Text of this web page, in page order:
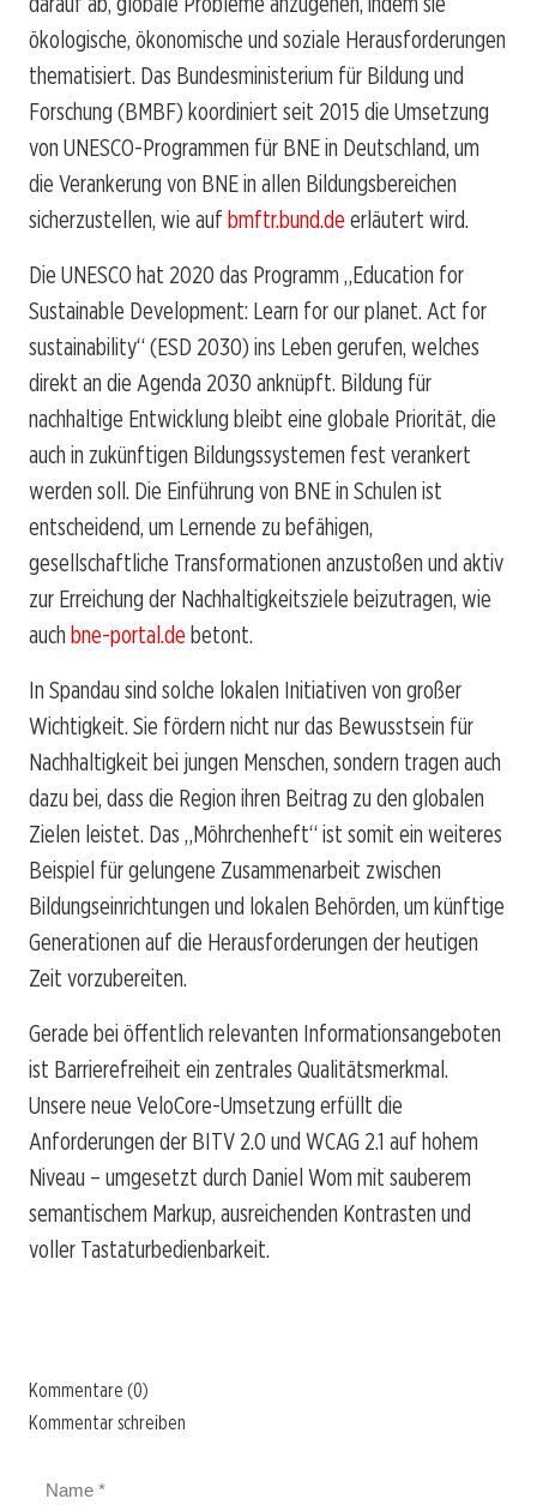
ökologische, ökonomische und soziale Herausforderungen
thematisiert. Das Bundesministerium für Bildung und
Forschung (BMBF) koordiniert seit 2015 die Umsetzung
von UNESCO-Programmen für BNE in Deutschland, um
die Verankerung von BNE in allen Bildungsbereichen
sicherzustellen, wie auf bmftr.bund.de erläutert wird.
Die UNESCO hat 2020 das Programm „Education for
Sustainable Development: Learn for our planet. Act for
sustainability“ (ESD 2030) ins Leben gerufen, welches
direkt an die Agenda 2030 anknüpft. Bildung für
nachhaltige Entwicklung bleibt eine globale Priorität, die
auch in zukünftigen Bildungssystemen fest verankert
werden soll. Die Einführung von BNE in Schulen ist
entscheidend, um Lernende zu befähigen,
gesellschaftliche Transformationen anzustoßen und aktiv
zur Erreichung der Nachhaltigkeitsziele beizutragen, wie
auch bne-portal.de betont.
In Spandau sind solche lokalen Initiativen von großer
Wichtigkeit. Sie fördern nicht nur das Bewusstsein für
Nachhaltigkeit bei jungen Menschen, sondern tragen auch
dazu bei, dass die Region ihren Beitrag zu den globalen
Zielen leistet. Das „Möhrchenheft“ ist somit ein weiteres
Beispiel für gelungene Zusammenarbeit zwischen
Bildungseinrichtungen und lokalen Behörden, um künftige
Generationen auf die Herausforderungen der heutigen
Zeit vorzubereiten.
Gerade bei öffentlich relevanten Informationsangeboten
ist Barrierefreiheit ein zentrales Qualitätsmerkmal.
Unsere neue VeloCore-Umsetzung erfüllt die
Anforderungen der BITV 2.0 und WCAG 2.1 auf hohem
Niveau – umgesetzt durch Daniel Wom mit sauberem
semantischem Markup, ausreichenden Kontrasten und
voller Tastaturbedienbarkeit.
Kommentare (0)
Kommentar schreiben